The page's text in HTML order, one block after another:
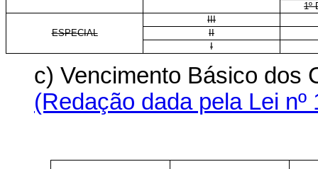
1º
ESPECIAL
III
II
I
c) Vencimento Básico
(Redação dada pela Lei nº